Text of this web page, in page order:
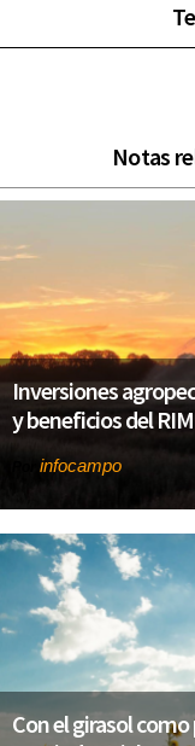
Notas
Inversiones
y beneficios del
infocampo
Con el girasol